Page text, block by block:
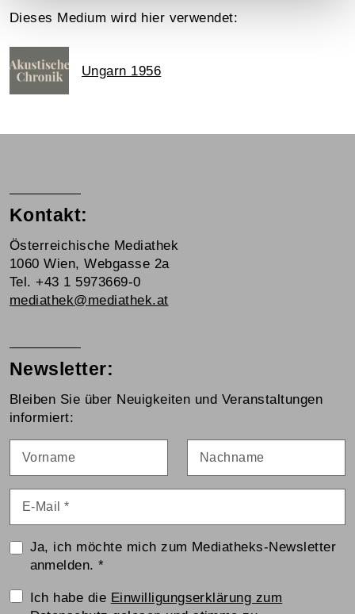
Dieses Medium wird hier verwendet:
Ungarn 1956
Kontakt:
Österreichische Mediathek
1060 Wien, Webgasse 2a
Tel. +43 1 5973669-0
mediathek@mediathek.at
Newsletter:
Bleiben Sie über Neuigkeiten und Veranstaltungen
informiert:
Ja, ich möchte mich zum Mediatheks-Newsletter
anmelden.*
Einwilligungserklärung
Ich habe die Einwilligungserklärung zum